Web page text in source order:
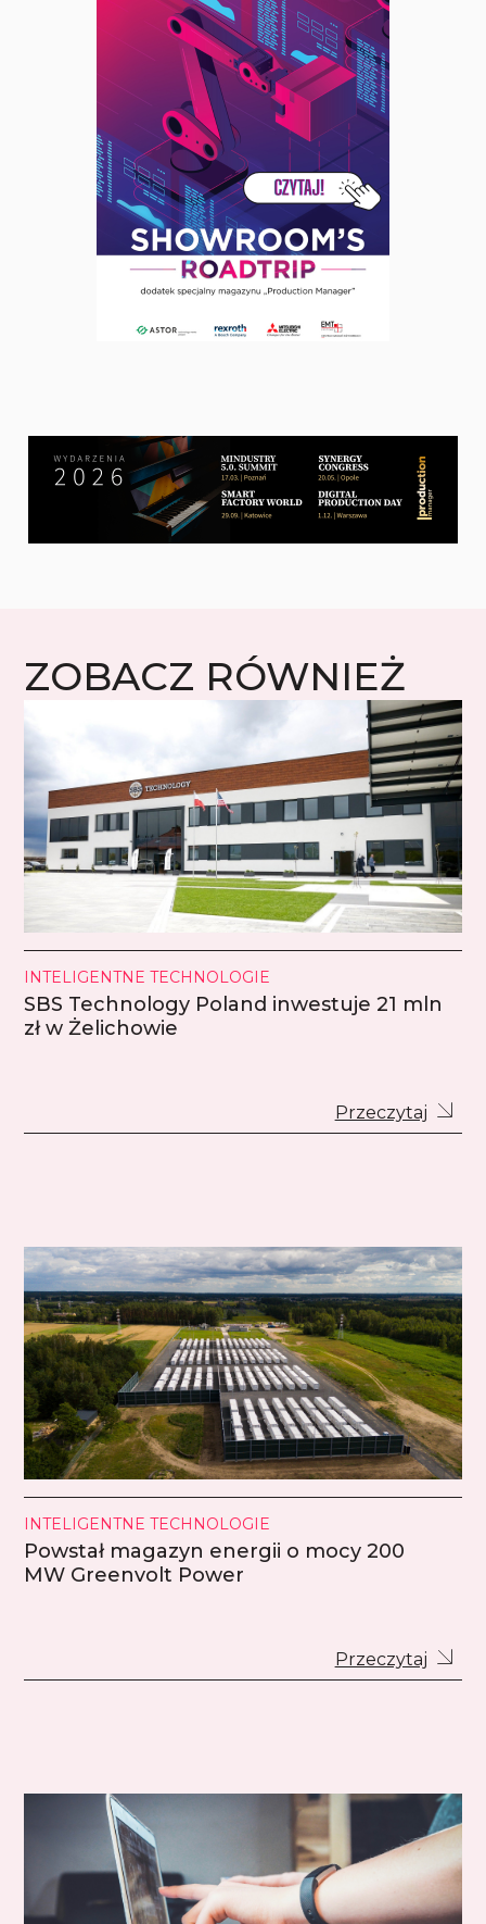
ZOBACZ RÓWNIEŻ
INTELIGENTNE TECHNOLOGIE
SBS Technology Poland inwestuje 21 mln
zł w Żelichowie
Przeczytaj
INTELIGENTNE TECHNOLOGIE
Powstał magazyn energii o mocy 200
MW Greenvolt Power
Przeczytaj